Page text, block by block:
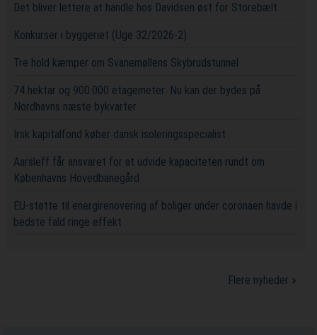
Det bliver lettere at handle hos Davidsen øst for Storebælt
Konkurser i byggeriet (Uge 32/2026-2)
Tre hold kæmper om Svanemøllens Skybrudstunnel
74 hektar og 900.000 etagemeter: Nu kan der bydes på
Nordhavns næste bykvarter
Irsk kapitalfond køber dansk isoleringsspecialist
Aarsleff får ansvaret for at udvide kapaciteten rundt om
Københavns Hovedbanegård
EU-støtte til energirenovering af boliger under coronaen havde i
bedste fald ringe effekt
Flere nyheder »